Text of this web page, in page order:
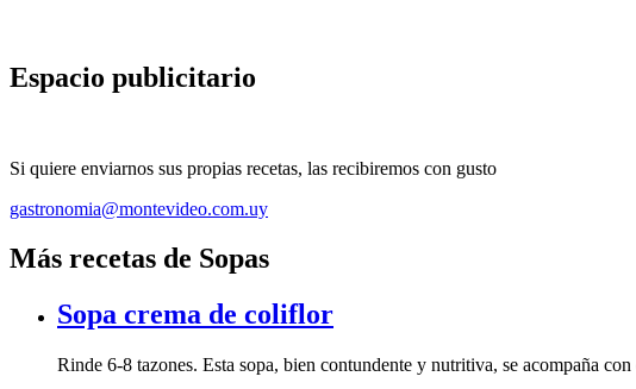
Espacio publicitario
Si quiere enviarnos sus propias recetas, las recibiremos con gusto
gastronomia@montevideo.com.uy
Más recetas de Sopas
Sopa crema de coliflor
Rinde 6-8 tazones. Esta sopa, bien contundente y nutritiva, se acompaña